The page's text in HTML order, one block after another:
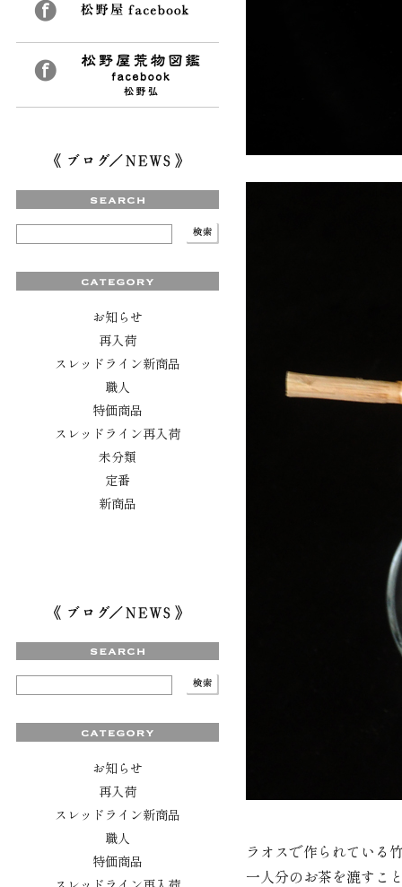
お知らせ
再入荷
スレッドライン新商品
職人
特価商品
スレッドライン再入荷
未分類
定番
新商品
お知らせ
再入荷
スレッドライン新商品
職人
特価商品
ラオスで作られている
一人分のお茶を漉すこ